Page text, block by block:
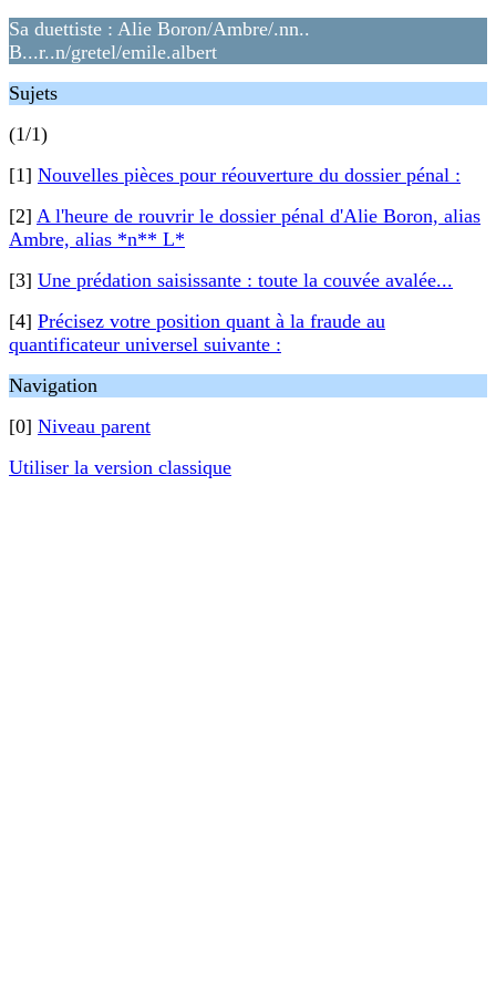
Sa duettiste : Alie Boron/Ambre/.nn..
B...r..n/gretel/emile.albert
Sujets
(1/1)
[1] Nouvelles pièces pour réouverture du dossier pénal :
[2] A l'heure de rouvrir le dossier pénal d'Alie Boron, alias
Ambre, alias *n** L*
[3] Une prédation saisissante : toute la couvée avalée...
[4] Précisez votre position quant à la fraude au
quantificateur universel suivante :
Navigation
[0] Niveau parent
Utiliser la version classique